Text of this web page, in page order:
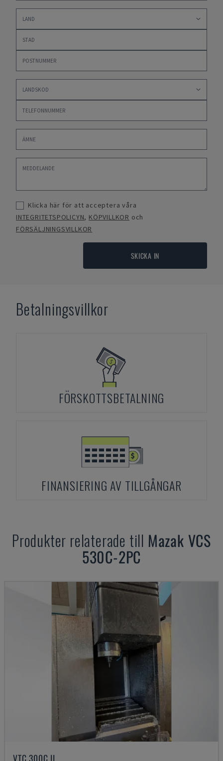
Klicka här för att acceptera våra
INTEGRITETSPOLICYN, KÖPVILLKOR och
FÖRSÄLJNINGSVILLKOR
SKICKA IN
Betalningsvillkor
FÖRSKOTTSBETALNING
FINANSIERING AV TILLGÅNGAR
Produkter relaterade till Mazak VCS
530C-2PC
VTC 300C II